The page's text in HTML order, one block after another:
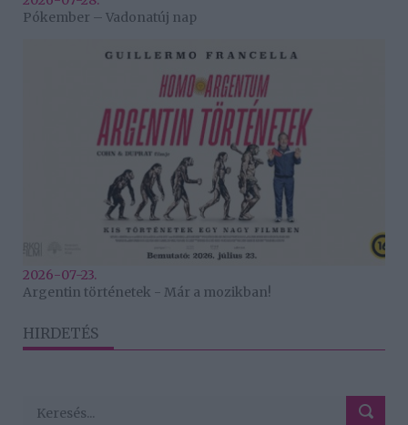
Pókember – Vadonatúj nap
2026-07-23.
Argentin történetek - Már a mozikban!
HIRDETÉS